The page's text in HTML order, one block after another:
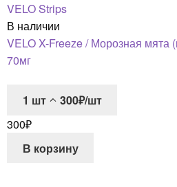
VELO Strips
В наличии
VELO X-Freeze / Морозная мята
70мг
1 шт
300₽/шт
300₽
В корзину